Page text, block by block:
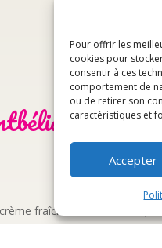
Pour offrir les
cookies pour
consentir à ces
comportement de
ou de retirer son
caractéristiques et
Accepter
fraîche et de vin blanc,